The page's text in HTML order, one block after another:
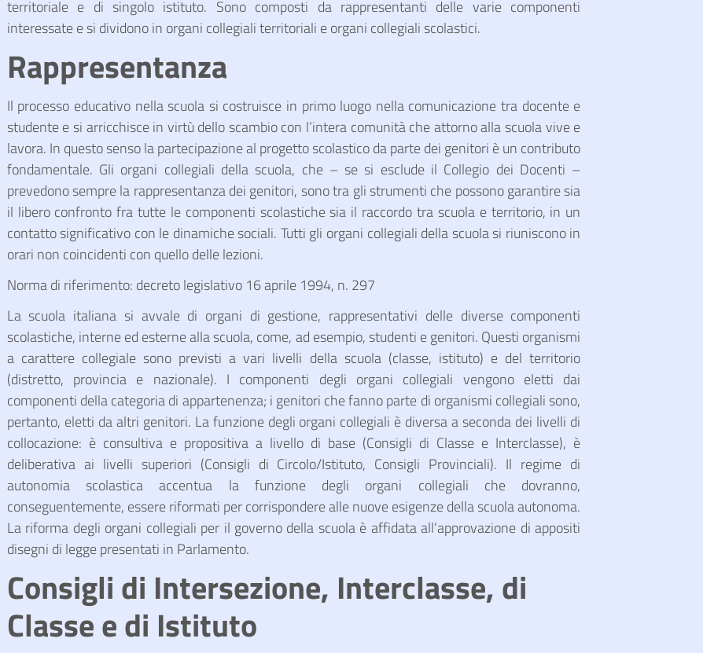
territoriale e di singolo istituto. Sono composti da rappresentanti delle varie componenti
interessate e si dividono in organi collegiali territoriali e organi collegiali scolastici.
Rappresentanza
Il processo educativo nella scuola si costruisce in primo luogo nella comunicazione tra docente e
studente e si arricchisce in virtù dello scambio con l’intera comunità che attorno alla scuola vive e
lavora. In questo senso la partecipazione al progetto scolastico da parte dei genitori è un contributo
fondamentale. Gli organi collegiali della scuola, che – se si esclude il Collegio dei Docenti –
prevedono sempre la rappresentanza dei genitori, sono tra gli strumenti che possono garantire sia
il libero confronto fra tutte le componenti scolastiche sia il raccordo tra scuola e territorio, in un
contatto significativo con le dinamiche sociali. Tutti gli organi collegiali della scuola si riuniscono in
orari non coincidenti con quello delle lezioni.
Norma di riferimento: decreto legislativo 16 aprile 1994, n. 297
La scuola italiana si avvale di organi di gestione, rappresentativi delle diverse componenti
scolastiche, interne ed esterne alla scuola, come, ad esempio, studenti e genitori. Questi organismi
a carattere collegiale sono previsti a vari livelli della scuola (classe, istituto) e del territorio
(distretto, provincia e nazionale). I componenti degli organi collegiali vengono eletti dai
componenti della categoria di appartenenza; i genitori che fanno parte di organismi collegiali sono,
pertanto, eletti da altri genitori. La funzione degli organi collegiali è diversa a seconda dei livelli di
collocazione: è consultiva e propositiva a livello di base (Consigli di Classe e Interclasse), è
deliberativa ai livelli superiori (Consigli di Circolo/Istituto, Consigli Provinciali). Il regime di
autonomia scolastica accentua la funzione degli organi collegiali che dovranno,
conseguentemente, essere riformati per corrispondere alle nuove esigenze della scuola autonoma.
La riforma degli organi collegiali per il governo della scuola è affidata all’approvazione di appositi
disegni di legge presentati in Parlamento.
Consigli di Intersezione, Interclasse, di
Classe e di Istituto